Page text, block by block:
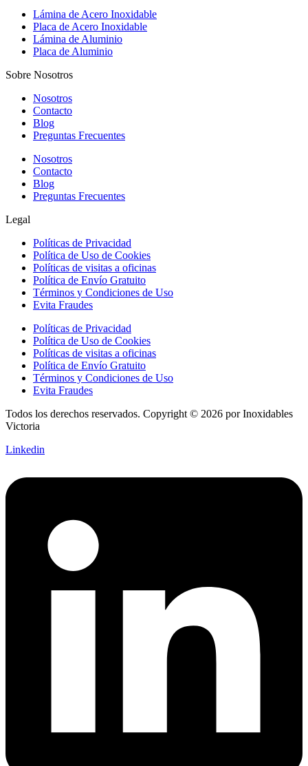
Lámina de Acero Inoxidable
Placa de Acero Inoxidable
Lámina de Aluminio
Placa de Aluminio
Sobre Nosotros
Nosotros
Contacto
Blog
Preguntas Frecuentes
Nosotros
Contacto
Blog
Preguntas Frecuentes
Legal
Políticas de Privacidad
Política de Uso de Cookies
Políticas de visitas a oficinas
Política de Envío Gratuito
Términos y Condiciones de Uso
Evita Fraudes
Políticas de Privacidad
Política de Uso de Cookies
Políticas de visitas a oficinas
Política de Envío Gratuito
Términos y Condiciones de Uso
Evita Fraudes
Todos los derechos reservados. Copyright © 2026 por Inoxidables
Victoria
Linkedin